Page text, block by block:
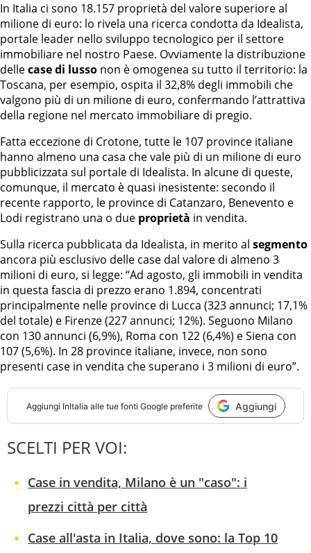
In Italia ci sono 18.157 proprietà del valore superiore al
milione di euro: lo rivela una ricerca condotta da Idealista,
portale leader nello sviluppo tecnologico per il settore
immobiliare nel nostro Paese. Ovviamente la distribuzione
dellecase di lusso non è omogenea su tutto il territorio: la
Toscana, per esempio, ospita il 32,8% degli immobili che
valgono più di un milione di euro, confermando l’attrattiva
della regione nel mercato immobiliare di pregio.
Fatta eccezione di Crotone, tutte le 107 province italiane
hanno almeno una casa che vale più di un milione di euro
pubblicizzata sul portale di Idealista. In alcune di queste,
comunque, il mercato è quasi inesistente: secondo il
recente rapporto, le province di Catanzaro, Benevento e
Lodi registrano una o due proprietà in vendita.
Sulla ricerca pubblicata da Idealista, in merito al segmento
ancora più esclusivo delle case dal valore di almeno 3
milioni di euro, si legge: “Ad agosto, gli immobili in vendita
in questa fascia di prezzo erano 1.894, concentrati
principalmente nelle province di Lucca (323 annunci; 17,1%
del totale) e Firenze (227 annunci; 12%). Seguono Milano
con 130 annunci (6,9%), Roma con 122 (6,4%) e Siena con
107 (5,6%). In 28 province italiane, invece, non sono
presenti case in vendita che superano i 3 milioni di euro”.
Aggiungi InItalia alle tue fonti Google preferite Aggiungi
SCELTI PER VOI:
Case in vendita, Milano è un "caso": i
prezzi città per città
Case all'asta in Italia, dove sono: la Top 10